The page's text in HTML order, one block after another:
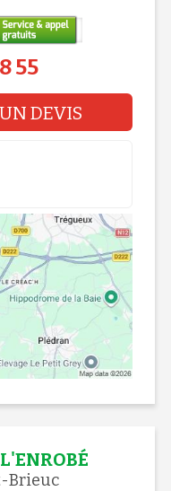
55
DEVIS
Brieuc